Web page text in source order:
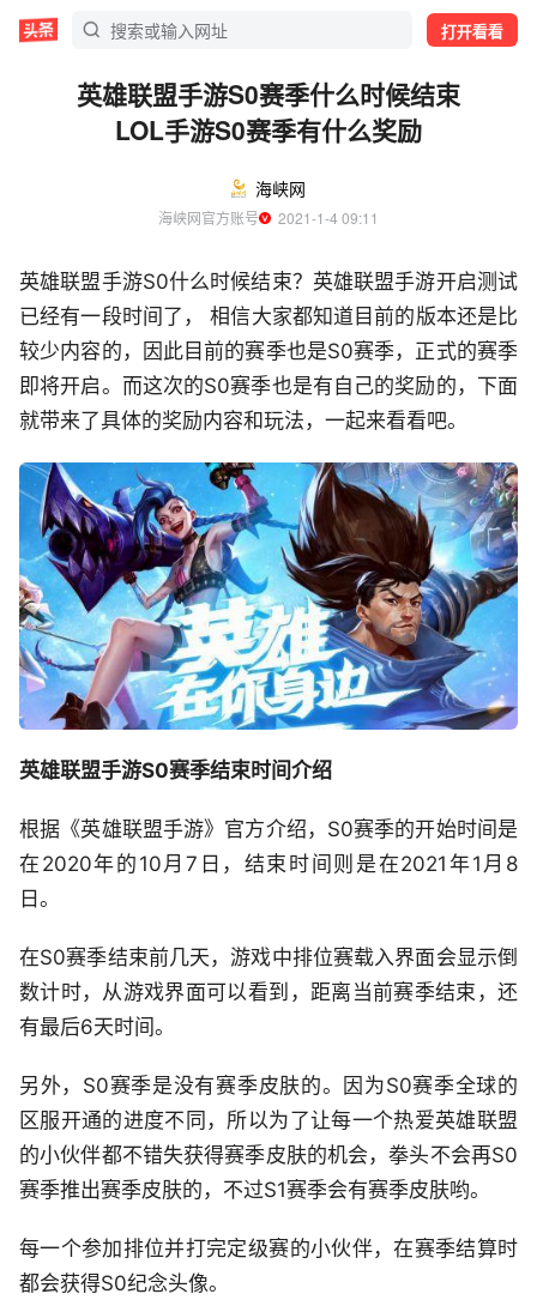
打开看看
英雄联盟手游S0赛季什么时候结束
LOL手游S0赛季有什么奖励
海峡网
海峡网官方账号
  2021-1-4 09:11
英雄联盟手游S0什么时候结束？英雄联盟手游开启测试
已经有一段时间了， 相信大家都知道目前的版本还是比
较少内容的，因此目前的赛季也是S0赛季，正式的赛季
即将开启。而这次的S0赛季也是有自己的奖励的，下面
就带来了具体的奖励内容和玩法，一起来看看吧。
英雄联盟手游S0赛季结束时间介绍
根据《英雄联盟手游》官方介绍，S0赛季的开始时间是
在2020年的10月7日，结束时间则是在2021年1月8
日。
在S0赛季结束前几天，游戏中排位赛载入界面会显示倒
数计时，从游戏界面可以看到，距离当前赛季结束，还
有最后6天时间。
另外，S0赛季是没有赛季皮肤的。因为S0赛季全球的
区服开通的进度不同，所以为了让每一个热爱英雄联盟
的小伙伴都不错失获得赛季皮肤的机会，拳头不会再S0
赛季推出赛季皮肤的，不过S1赛季会有赛季皮肤哟。
每一个参加排位并打完定级赛的小伙伴，在赛季结算时
都会获得S0纪念头像。